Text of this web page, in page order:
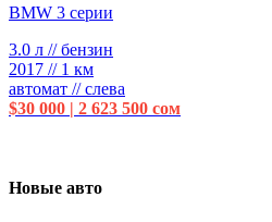
BMW 3 серии
3.0 л // бензин
2017 // 1 км
автомат // слева
$30 000 | 2 623 500 сом
Новые авто